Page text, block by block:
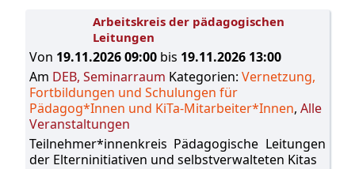
Arbeitskreis der pädagogischen
Leitungen
Von 19.11.2026 09:00 bis 19.11.2026 13:00
Am DEB, Seminarraum Kategorien: Vernetzung,
Fortbildungen und Schulungen für
Pädagog*Innen und KiTa-Mitarbeiter*Innen, Alle
Veranstaltungen
Teilnehmer*innenkreis Pädagogische Leitungen
der Elterninitiativen und selbstverwalteten Kitas